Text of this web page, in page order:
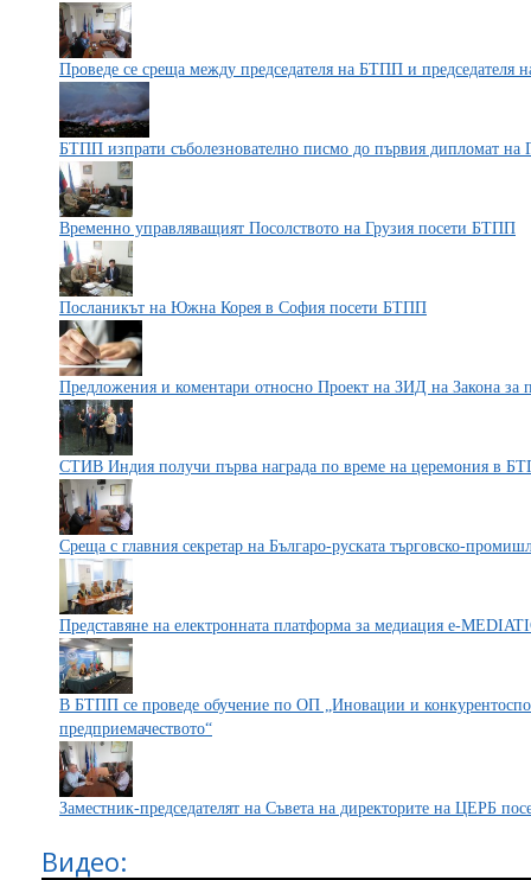
Проведе се среща между председателя на БТПП и председателя
БТПП изпрати съболезнователно писмо до първия дипломат на
Временно управляващият Посолството на Грузия посети БТПП
Посланикът на Южна Корея в София посети БТПП
Предложения и коментари относно Проект на ЗИД на Закона за
СТИВ Индия получи първа награда по време на церемония в
Среща с главния секретар на Българо-руската търговско-
Представяне на електронната платформа за медиация e-
В БТПП се проведе обучение по ОП „Иновации и
предприемачеството“
Заместник-председателят на Съвета на директорите на ЦЕРБ
Видео: